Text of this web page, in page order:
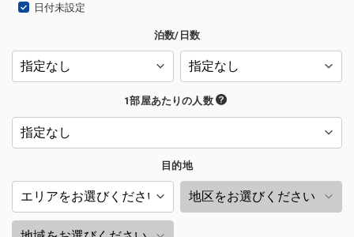
日付未設定
泊数/日数
1部屋あたりの人数
目的地